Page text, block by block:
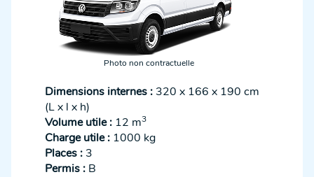
Photo non contractuelle
Dimensions internes : 320 x 166 x 190 cm
(L x l x h)
Volume utile : 12 m3
Charge utile : 1000 kg
Places : 3
Permis : B